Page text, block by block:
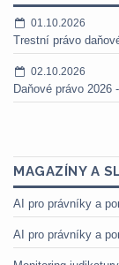
01.10.2026
Trestní právo
02.10.2026
Daňové právo 2026
MAGAZÍNY A
AI pro právníky a
AI pro právníky a